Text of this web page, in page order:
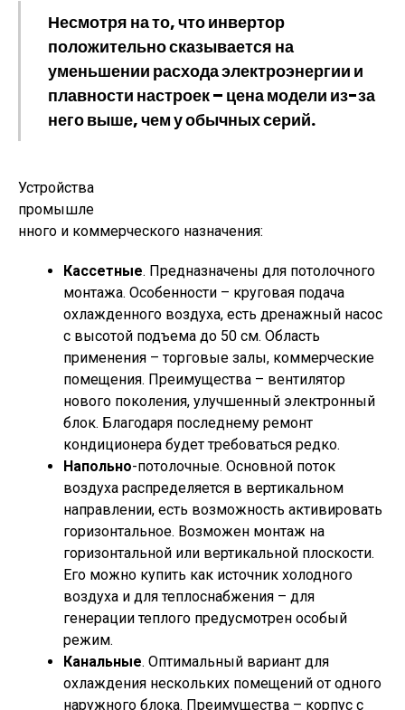
Несмотря на то, что инвертор
положительно сказывается на
уменьшении расхода электроэнергии и
плавности настроек – цена модели из-за
него выше, чем у обычных серий.
Устройства
промышле
нного и коммерческого назначения:
Кассетные. Предназначены для потолочного
монтажа. Особенности – круговая подача
охлажденного воздуха, есть дренажный насос
с высотой подъема до 50 см. Область
применения – торговые залы, коммерческие
помещения. Преимущества – вентилятор
нового поколения, улучшенный электронный
блок. Благодаря последнему ремонт
кондиционера будет требоваться редко.
Напольно-потолочные. Основной поток
воздуха распределяется в вертикальном
направлении, есть возможность активировать
горизонтальное. Возможен монтаж на
горизонтальной или вертикальной плоскости.
Его можно купить как источник холодного
воздуха и для теплоснабжения – для
генерации теплого предусмотрен особый
режим.
Канальные. Оптимальный вариант для
охлаждения нескольких помещений от одного
наружного блока. Преимущества – корпус с